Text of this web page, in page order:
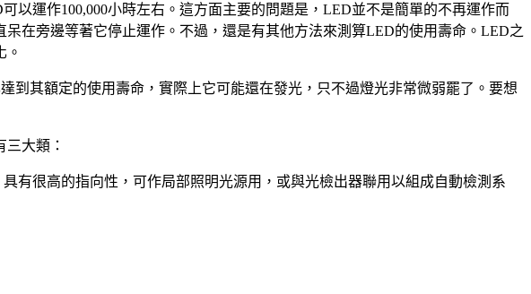
以運作100,000小時左右。這方面主要的問題是，LED並不是簡單的不再運作而
在旁邊等著它停止運作。不過，還是有其他方法來測算LED的使用壽命。LED之
。
到其額定的使用壽命，實際上它可能還在發光，只不過燈光非常微弱罷了。要想
大類：
有很高的指向性，可作局部照明光源用，或與光檢出器聯用以組成自動檢測系